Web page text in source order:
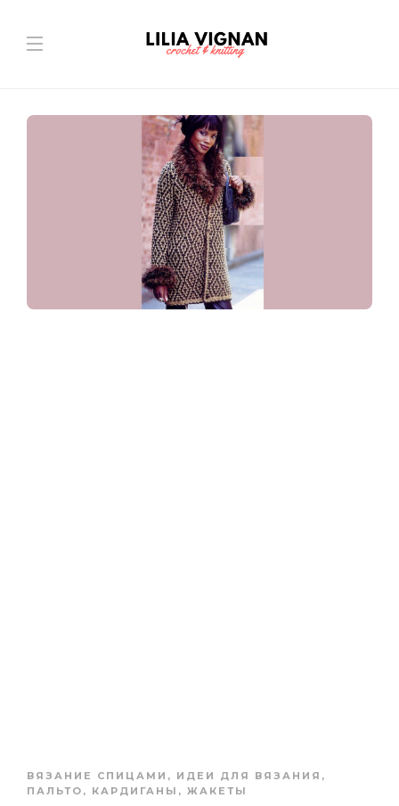
ВЯЗАНИЕ СПИЦАМИ , ИДЕИ ДЛЯ ВЯЗАНИЯ ,
ПАЛЬТО, КАРДИГАНЫ, ЖАКЕТЫ